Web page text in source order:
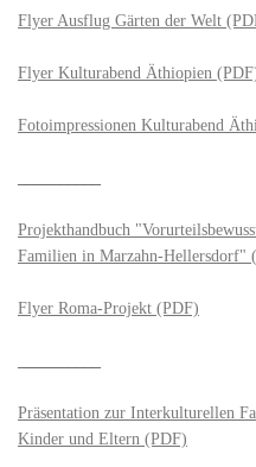
Flyer Ausflug Gärten der Welt
Flyer Kulturabend Äthiopien
Fotoimpressionen Kulturabend
Projekthandbuch
Familien in Marzahn-Hellersdorf"
Flyer Roma-Projekt (PDF)
Präsentation zur Interkulturellen
Kinder und Eltern (PDF)